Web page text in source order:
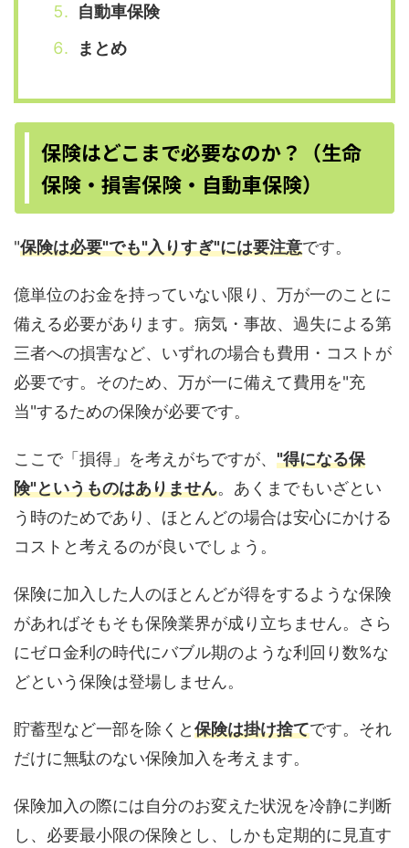
自動車保険
まとめ
保険はどこまで必要なのか？（生命
保険・損害保険・自動車保険）
"保険は必要"でも"入りすぎ"には要注意です。
億単位のお金を持っていない限り、万が一のことに
備える必要があります。病気・事故、過失による第
三者への損害など、いずれの場合も費用・コストが
必要です。そのため、万が一に備えて費用を"充
当"するための保険が必要です。
ここで「損得」を考えがちですが、 "得になる保
険"というものはありません。あくまでもいざとい
う時のためであり、ほとんどの場合は安心にかける
コストと考えるのが良いでしょう。
保険に加入した人のほとんどが得をするような保険
があればそもそも保険業界が成り立ちません。さら
にゼロ金利の時代にバブル期のような利回り数%な
どという保険は登場しません。
貯蓄型など一部を除くと保険は掛け捨てです。それ
だけに無駄のない保険加入を考えます。
保険加入の際には自分のお変えた状況を冷静に判断
し、必要最小限の保険とし、しかも定期的に見直す